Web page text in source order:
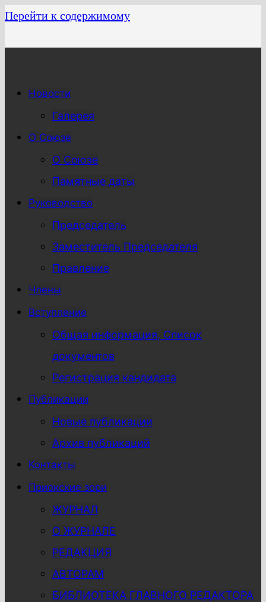
Перейти к содержимому
Новости
Галерея
О Союзе
О Союзе
Памятные даты
Руководство
Председатель
Заместитель Председателя
Правление
Члены
Вступление
Общая информация, Список
документов
Регистрация кандидата
Публикации
Новые публикации
Архив публикаций
Контакты
Приокские зори
ЖУРНАЛ
О ЖУРНАЛЕ
РЕДАКЦИЯ
АВТОРАМ
БИБЛИОТЕКА ГЛАВНОГО РЕДАКТОРА